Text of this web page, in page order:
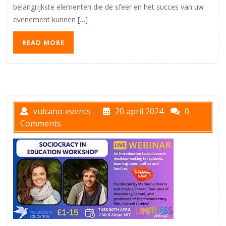
belangrijkste elementen die de sfeer en het succes van uw
evenement kunnen […]
READ MORE
vulcano-events 20 april 2024
0
Comments